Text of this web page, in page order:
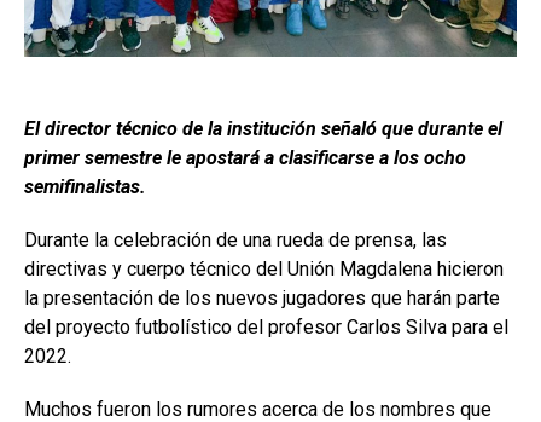
El director técnico de la institución señaló que durante el
primer semestre le apostará a clasificarse a los ocho
semifinalistas.
Durante la celebración de una rueda de prensa, las
directivas y cuerpo técnico del Unión Magdalena hicieron
la presentación de los nuevos jugadores que harán parte
del proyecto futbolístico del profesor Carlos Silva para el
2022.
Muchos fueron los rumores acerca de los nombres que